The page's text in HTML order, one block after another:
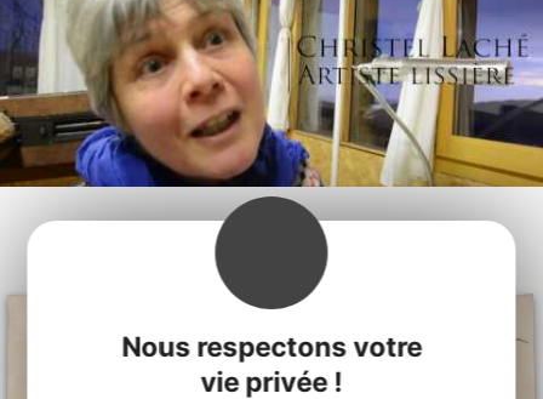
Nous respectons votre
vie privée !